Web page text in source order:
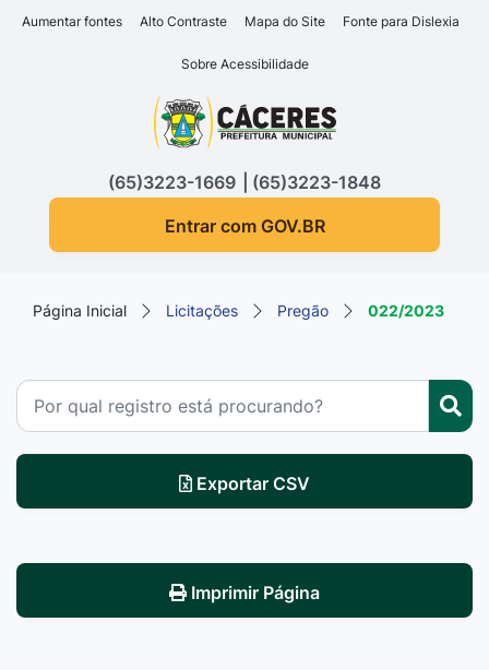
Seção de atalhos e links
Ir para o conteúdo [alt+1]
Ir para o rodapé [alt+4]
Aumentar fontes Alto Contraste Mapa do Site Fonte para Dislexia
Sobre Acessibilidade
Seção do menu principal
(65)3223-1669
(65)3223-1848
Entrar com GOV.BR
Página Inicial Licitações Pregão 022/2023
Exportar CSV
Imprimir Página